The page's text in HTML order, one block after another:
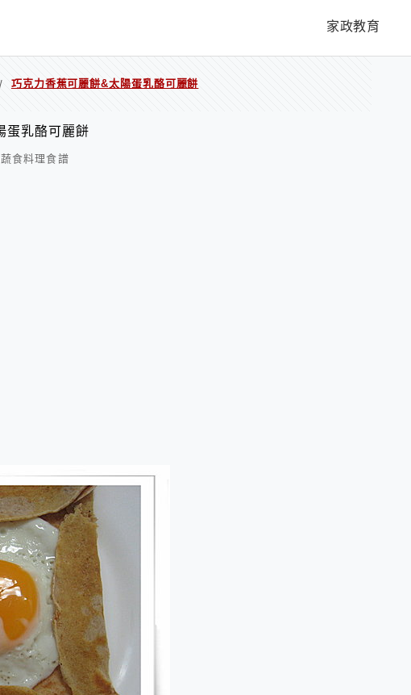
家政教育
/ 巧克力香蕉可麗餅&太陽蛋乳酪可麗餅
蛋乳酪可麗餅
食料理食譜